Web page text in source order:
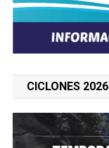
CICLONES 2026